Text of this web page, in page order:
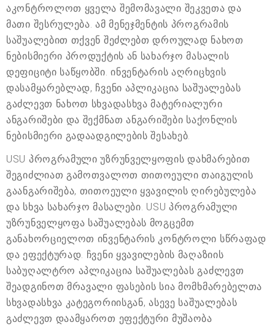
აკონტროლოთ ყველა შემომავალი შეკვეთა და
მათი შესრულება. ამ მენეჯმენტის პროგრამის
საშუალებით თქვენ შეძლებთ დროულად ნახოთ
ნებისმიერი პროდუქტის ან სახარჯო მასალის
დეფიციტი საწყობში. ინვენტარის აღრიცხვის
დასამყარებლად, ჩვენი აპლიკაცია საშუალებას
გაძლევთ ნახოთ სხვადასხვა მატერიალური
ანგარიშები და შექმნათ ანგარიშები საქონლის
ნებისმიერი გადაადგილების შესახებ.
USU პროგრამული უზრუნველყოფის დახმარებით
შეგიძლიათ გამოთვალოთ თითოეული თაიგულის
გაანგარიშება, თითოეული ყვავილის ღირებულება
და სხვა სახარჯო მასალები. USU პროგრამული
უზრუნველყოფა საშუალებას მოგცემთ
განახორციელოთ ინვენტარის კონტროლი სწრაფად
და ეფექტურად. ჩვენი ყვავილების მაღაზიის
საბუღალტრო აპლიკაცია საშუალებას გაძლევთ
შეადგინოთ მრავალი ფასების სია მომხმარებელთა
სხვადასხვა კატეგორიისგან, ასევე საშუალებას
გაძლევთ დაამყაროთ ეფექტური მუშაობა